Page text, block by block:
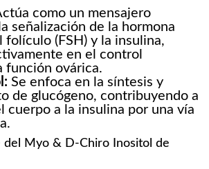
como un mensajero
señalización de la hormona
(FSH) y la insulina,
en el control
función ovárica.
Se enfoca en la síntesis y
de glucógeno, contribuyendo a
cuerpo a la insulina por una vía
del Myo & D-Chiro Inositol de